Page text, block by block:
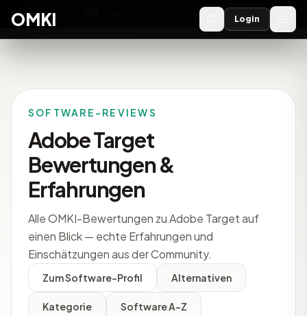
OMKI 2027
OMKI Login
SOFTWARE-REVIEWS
Adobe Target
Bewertungen &
Erfahrungen
Alle OMKI-Bewertungen zu Adobe Target auf
einen Blick — echte Erfahrungen und
Einschätzungen aus der Community.
Zum Software-Profil Alternativen
Kategorie Software A-Z